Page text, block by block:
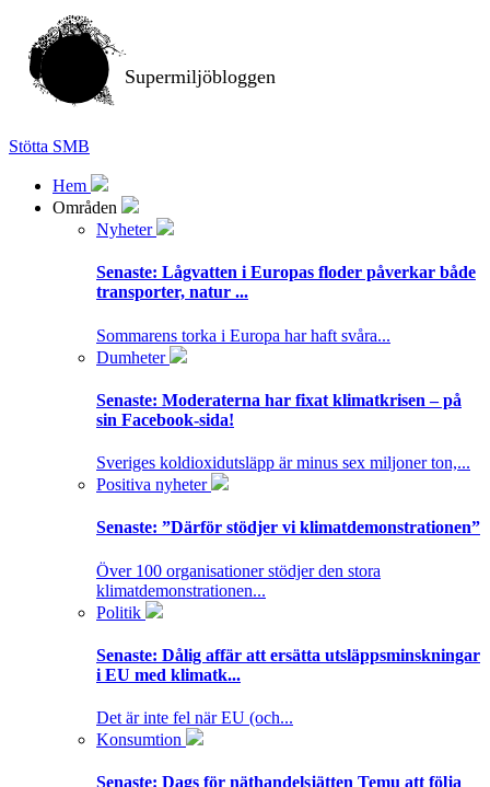
Supermiljöbloggen
Stötta SMB
Hem
Områden
Nyheter
Senaste: Lågvatten i Europas floder påverkar både
transporter, natur ...
Sommarens torka i Europa har haft svåra...
Dumheter
Senaste: Moderaterna har fixat klimatkrisen – på
sin Facebook-sida!
Sveriges koldioxidutsläpp är minus sex miljoner ton,...
Positiva nyheter
Senaste: ”Därför stödjer vi klimatdemonstrationen”
Över 100 organisationer stödjer den stora
klimatdemonstrationen...
Politik
Senaste: Dålig affär att ersätta utsläppsminskningar
i EU med klimatk...
Det är inte fel när EU (och...
Konsumtion
Senaste: Dags för näthandelsjätten Temu att följa